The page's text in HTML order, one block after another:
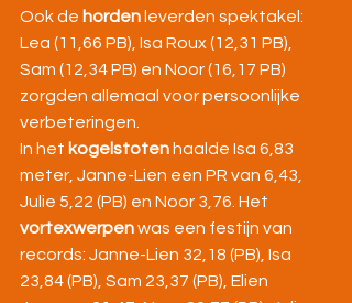
Ook de horden leverden spektakel:
Lea (11,66 PB), Isa Roux (12,31 PB),
Sam (12,34 PB) en Noor (16,17 PB)
zorgden allemaal voor persoonlijke
verbeteringen.
In het kogelstoten haalde Isa 6,83
meter, Janne-Lien een PR van 6,43,
Julie 5,22 (PB) en Noor 3,76. Het
vortexwerpen was een festijn van
records: Janne-Lien 32,18 (PB), Isa
23,84 (PB), Sam 23,37 (PB), Elien